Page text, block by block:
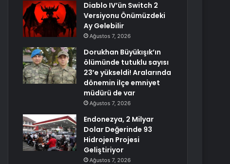
Diablo IV’ün Switch 2
Versiyonu Önümüzdeki
Ay Gelebilir
Ağustos 7, 2026
Dorukhan Büyükışık’ın
ölümünde tutuklu sayısı
23’e yükseldi! Aralarında
dönemin ilçe emniyet
müdürü de var
Ağustos 7, 2026
Endonezya, 2 Milyar
Dolar Değerinde 93
Hidrojen Projesi
Geliştiriyor
Ağustos 7, 2026